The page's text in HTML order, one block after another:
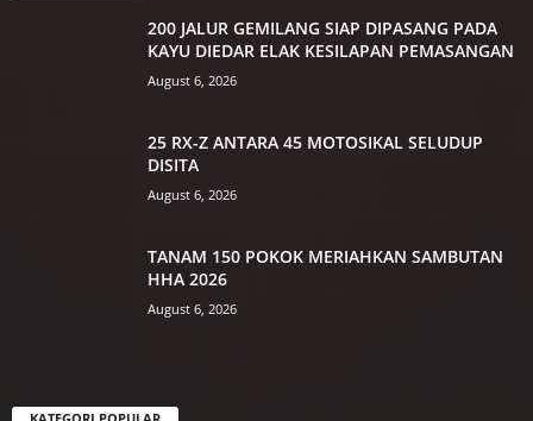
200 JALUR GEMILANG SIAP DIPASANG PADA
KAYU DIEDAR ELAK KESILAPAN PEMASANGAN
August 6, 2026
25 RX-Z ANTARA 45 MOTOSIKAL SELUDUP
DISITA
August 6, 2026
TANAM 150 POKOK MERIAHKAN SAMBUTAN
HHA 2026
August 6, 2026
KATEGORI POPULAR